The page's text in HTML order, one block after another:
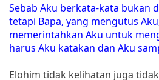
Sebab Aku berkata-kata bukan
tetapi Bapa, yang mengutus
memerintahkan Aku untuk
harus Aku katakan dan Aku
Elohim tidak kelihatan juga